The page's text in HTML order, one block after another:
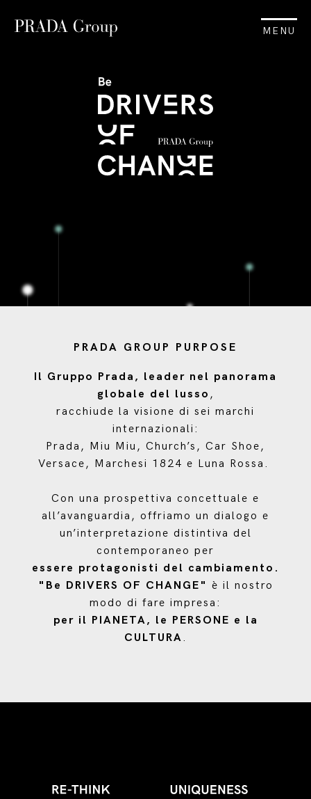
MENU
PRADA GROUP PURPOSE
Il Gruppo Prada, leader nel panorama
globale del lusso ,
racchiude la visione di sei marchi
internazionali:
Prada, Miu Miu, Church’s, Car Shoe,
Versace, Marchesi 1824 e Luna Rossa.
Con una prospettiva concettuale e
all’avanguardia, offriamo un dialogo e
un’interpretazione distintiva del
contemporaneo per
essere protagonisti del cambiamento.
"Be DRIVERS OF CHANGE" è il nostro
modo di fare impresa:
per il PIANETA, le PERSONE e la
CULTURA.